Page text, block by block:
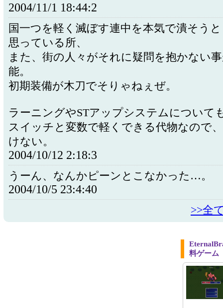
2004/11/1 18:44:2
国一つを軽く滅ぼす連中を本気で潰そうと
思っている所、
また、街の人々がそれに疑問を抱かない
能。
初期装備が木刀でそりゃねぇぜ。
ラーニングやSTアップシステムについて
スイッチと変数で軽くできる代物なので
けない。
2004/10/12 2:18:3
うーん、なんかピーンとこなかった…。
2004/10/5 23:4:40
>>全
料ゲーム